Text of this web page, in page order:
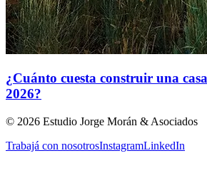
¿Cuánto cuesta construir una
2026?
© 2026 Estudio Jorge Morán & Asociados
Trabajá con nosotrosInstagramLinkedIn